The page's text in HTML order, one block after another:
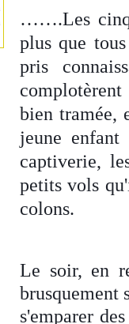
…….Les cinq
plus que
pris
bien tramée,
jeune
captiverie,
petits vols
colons.
Le soir, en
brusquement
s'emparer